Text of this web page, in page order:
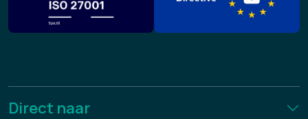
Direct naar